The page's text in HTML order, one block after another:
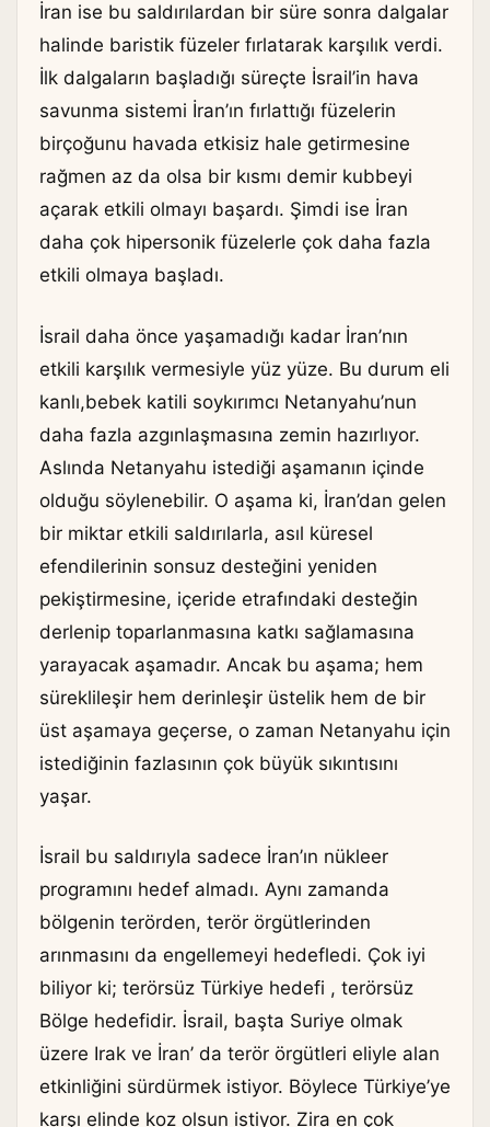
İran ise bu saldırılardan bir süre sonra dalgalar
halinde baristik füzeler fırlatarak karşılık verdi.
İlk dalgaların başladığı süreçte İsrail’in hava
savunma sistemi İran’ın fırlattığı füzelerin
birçoğunu havada etkisiz hale getirmesine
rağmen az da olsa bir kısmı demir kubbeyi
açarak etkili olmayı başardı. Şimdi ise İran
daha çok hipersonik füzelerle çok daha fazla
etkili olmaya başladı.
İsrail daha önce yaşamadığı kadar İran’nın
etkili karşılık vermesiyle yüz yüze. Bu durum eli
kanlı,bebek katili soykırımcı Netanyahu’nun
daha fazla azgınlaşmasına zemin hazırlıyor.
Aslında Netanyahu istediği aşamanın içinde
olduğu söylenebilir. O aşama ki, İran’dan gelen
bir miktar etkili saldırılarla, asıl küresel
efendilerinin sonsuz desteğini yeniden
pekiştirmesine, içeride etrafındaki desteğin
derlenip toparlanmasına katkı sağlamasına
yarayacak aşamadır. Ancak bu aşama; hem
süreklileşir hem derinleşir üstelik hem de bir
üst aşamaya geçerse, o zaman Netanyahu için
istediğinin fazlasının çok büyük sıkıntısını
yaşar.
İsrail bu saldırıyla sadece İran’ın nükleer
programını hedef almadı. Aynı zamanda
bölgenin terörden, terör örgütlerinden
arınmasını da engellemeyi hedefledi. Çok iyi
biliyor ki; terörsüz Türkiye hedefi , terörsüz
Bölge hedefidir. İsrail, başta Suriye olmak
üzere Irak ve İran’ da terör örgütleri eliyle alan
etkinliğini sürdürmek istiyor. Böylece Türkiye’ye
karşı elinde koz olsun istiyor. Zira en çok